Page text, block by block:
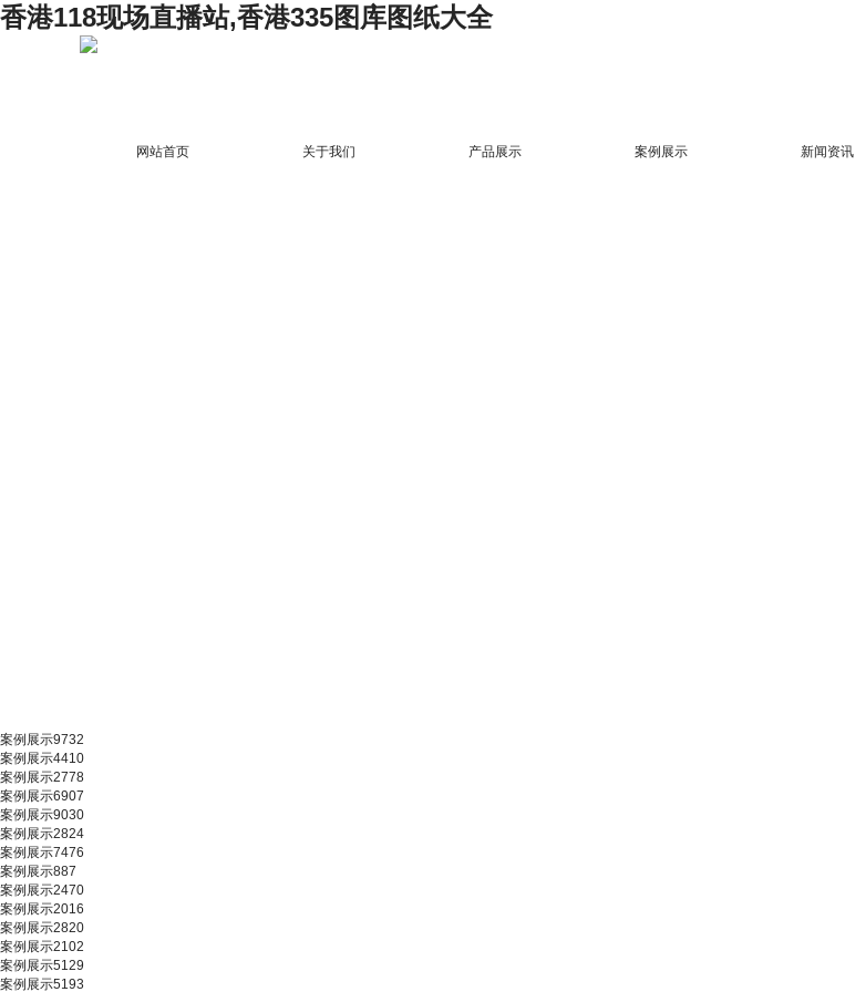
香港118现场直播站,香港335图库图纸大全
网站首页 关于我们 产品展示 案例展示 新闻资讯
案例展示9732
案例展示4410
案例展示2778
案例展示6907
案例展示9030
案例展示2824
案例展示7476
案例展示887
案例展示2470
案例展示2016
案例展示2820
案例展示2102
案例展示5129
案例展示5193